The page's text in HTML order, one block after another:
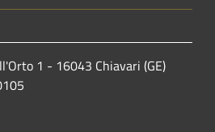
1 - 16043 Chiavari (GE)